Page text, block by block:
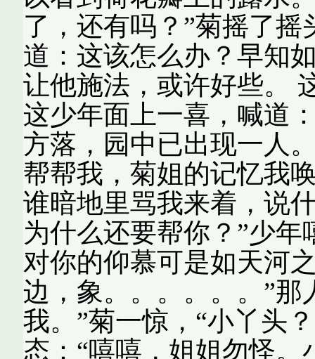
了，还有吗？”菊摇了
道：这该怎么办？早知
让他施法，或许好些。
这少年面上一喜，喊道
方落，园中已出现一人
帮帮我，菊姐的记忆我
谁暗地里骂我来着，说
为什么还要帮你？”少
对你的仰慕可是如天河
边，象。。。。。。”那
我。”菊一惊，“小丫头
态：“嘻嘻，姐姐勿怪